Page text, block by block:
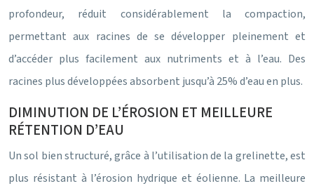
profondeur, réduit considérablement la compaction,
permettant aux racines de se développer pleinement et
d’accéder plus facilement aux nutriments et à l’eau. Des
racines plus développées absorbent jusqu’à 25% d’eau en plus.
DIMINUTION DE L’ÉROSION ET MEILLEURE
RÉTENTION D’EAU
Un sol bien structuré, grâce à l’utilisation de la grelinette, est
plus résistant à l’érosion hydrique et éolienne. La meilleure